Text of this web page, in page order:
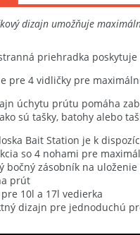
dizajn umožňuje
priehradka
pre 4 vidličky pre
úchytu prútu pomáha
sú tašky, batohy alebo
Bait Station je k
so 4 nohami pre
bočný zásobník na
prút
pre 10l a 17l vedierka
dizajn pre jednoduchú